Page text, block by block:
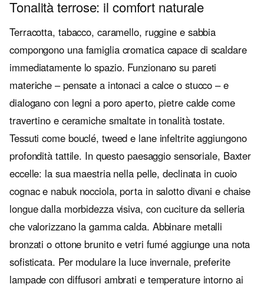
Tonalità terrose: il comfort naturale
Terracotta, tabacco, caramello, ruggine e sabbia
compongono una famiglia cromatica capace di scaldare
immediatamente lo spazio. Funzionano su pareti
materiche – pensate a intonaci a calce o stucco – e
dialogano con legni a poro aperto, pietre calde come
travertino e ceramiche smaltate in tonalità tostate.
Tessuti come bouclé, tweed e lane infeltrite aggiungono
profondità tattile. In questo paesaggio sensoriale, Baxter
eccelle: la sua maestria nella pelle, declinata in cuoio
cognac e nabuk nocciola, porta in salotto divani e chaise
longue dalla morbidezza visiva, con cuciture da selleria
che valorizzano la gamma calda. Abbinare metalli
bronzati o ottone brunito e vetri fumé aggiunge una nota
sofisticata. Per modulare la luce invernale, preferite
lampade con diffusori ambrati e temperature intorno ai